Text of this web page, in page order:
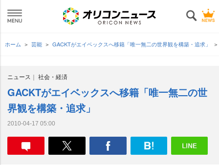
ホーム 芸能 GACKTがエイベックスへ移籍「唯一無二の世界観を構築・追求」
ニュース 社会・経済
GACKTがエイベックスへ移籍「唯一無二の世
界観を構築・追求」
2010-04-17 05:00